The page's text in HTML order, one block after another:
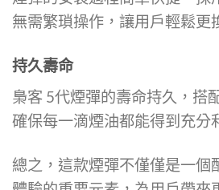
無需繁瑣操作，讓用戶輕鬆更
持久壽命
梟客 5代煙彈的壽命持久，搭
確保每一滴煙油都能得到充分
總之，這款煙彈不僅僅是一個